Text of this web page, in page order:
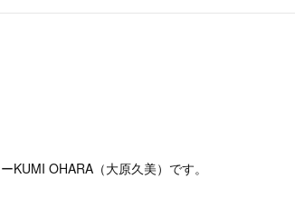
OHARA（大原久美）です。